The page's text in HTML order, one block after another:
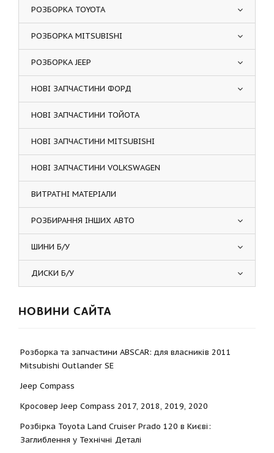
РОЗБОРКА TOYOTA
РОЗБОРКА MITSUBISHI
РОЗБОРКА JEEP
НОВІ ЗАПЧАСТИНИ ФОРД
НОВІ ЗАПЧАСТИНИ ТОЙОТА
НОВІ ЗАПЧАСТИНИ MITSUBISHI
НОВІ ЗАПЧАСТИНИ VOLKSWAGEN
ВИТРАТНІ МАТЕРІАЛИ
РОЗБИРАННЯ ІНШИХ АВТО
ШИНИ Б/У
ДИСКИ Б/У
НОВИНИ САЙТА
Розборка та запчастини ABSCAR: для власників 2011
Mitsubishi Outlander SE
Jeep Compass
Кросовер Jeep Compass 2017, 2018, 2019, 2020
Розбірка Toyota Land Cruiser Prado 120 в Києві:
Заглиблення у Технічні Деталі